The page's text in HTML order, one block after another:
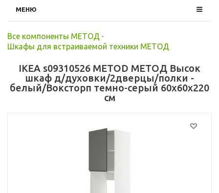
МЕНЮ
Все компоненты МЕТОД -
Шкафы для встраиваемой техники МЕТОД
IKEA s09310526 METOD МЕТОД Высок
шкаф д/духовки/2дверцы/полки -
белый/Воксторп темно-серый 60x60x220
см